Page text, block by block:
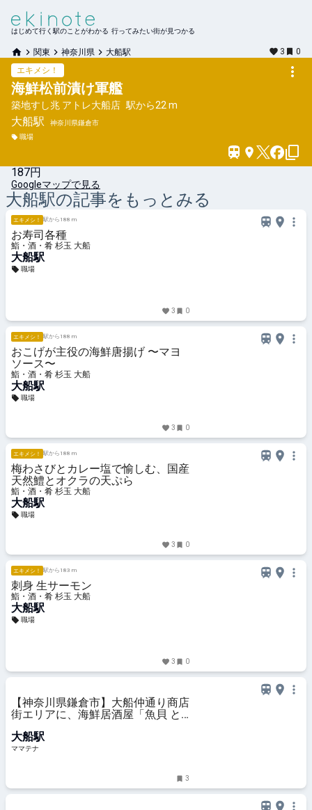
はじめて行く駅のことがわかる 行ってみたい街が見つかる
関東 神奈川県 大船駅 3
0
エキメシ！
海鮮松前漬け軍艦
築地すし兆 アトレ大船店 駅から22 m
大船駅
神奈川県鎌倉市
職場
187円
Googleマップで見る
大船駅の記事をもっとみる
エキメシ！ 駅から188 m
お寿司各種
鮨・酒・肴 杉玉 大船
大船駅
職場
3 0
エキメシ！ 駅から188 m
おこげが主役の海鮮唐揚げ 〜マヨ
ソース〜
鮨・酒・肴 杉玉 大船
大船駅
職場
3 0
エキメシ！ 駅から188 m
梅わさびとカレー塩で愉しむ、国産
天然鱧とオクラの天ぷら
鮨・酒・肴 杉玉 大船
大船駅
職場
3 0
エキメシ！ 駅から183 m
刺身 生サーモン
鮨・酒・肴 杉玉 大船
大船駅
職場
3 0
【神奈川県鎌倉市】大船仲通り商店
街エリアに、海鮮居酒屋「魚貝 と
ナ
大船駅
ママテナ
3